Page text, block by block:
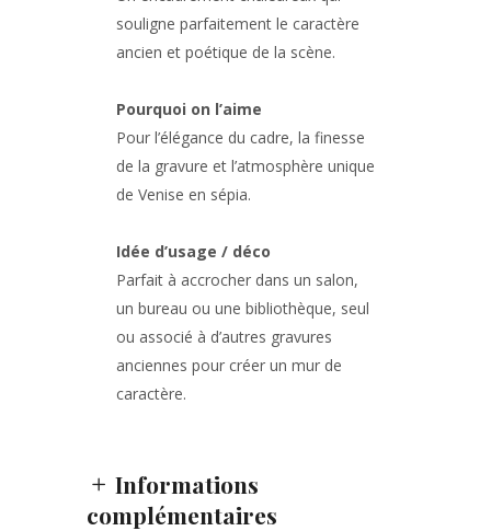
souligne parfaitement le caractère
ancien et poétique de la scène.
Pourquoi on l’aime
Pour l’élégance du cadre, la finesse
de la gravure et l’atmosphère unique
de Venise en sépia.
Idée d’usage / déco
Parfait à accrocher dans un salon,
un bureau ou une bibliothèque, seul
ou associé à d’autres gravures
anciennes pour créer un mur de
caractère.
Informations
complémentaires